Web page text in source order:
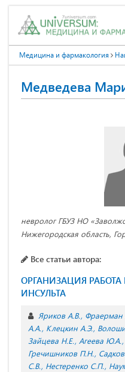
Медицина и фармакология
Медведева
невролог ГБУЗ НО
Нижегородская область,
Все статьи автора:
ОРГАНИЗАЦИЯ
ИНСУЛЬТА
Яриков А.В. Фраерман
А.А. Клецкин А.Э.
Зайцева Н.Е. Агеева Ю.А.
Гречишников П.Н.
С.В. Нестеренко С.П.